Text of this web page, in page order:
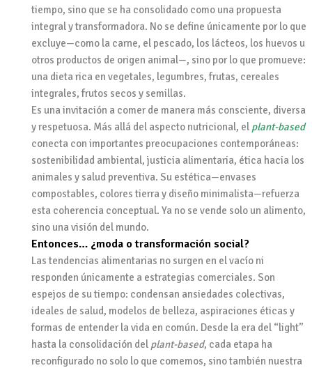
tiempo, sino que se ha consolidado como una propuesta
integral y transformadora. No se define únicamente por lo que
excluye—como la carne, el pescado, los lácteos, los huevos u
otros productos de origen animal—, sino por lo que promueve:
una dieta rica en vegetales, legumbres, frutas, cereales
integrales, frutos secos y semillas.
Es una invitación a comer de manera más consciente, diversa
y respetuosa. Más allá del aspecto nutricional, el plant-based
conecta con importantes preocupaciones contemporáneas:
sostenibilidad ambiental, justicia alimentaria, ética hacia los
animales y salud preventiva. Su estética—envases
compostables, colores tierra y diseño minimalista—refuerza
esta coherencia conceptual. Ya no se vende solo un alimento,
sino una visión del mundo.
Entonces… ¿moda o transformación social?
Las tendencias alimentarias no surgen en el vacío ni
responden únicamente a estrategias comerciales. Son
espejos de su tiempo: condensan ansiedades colectivas,
ideales de salud, modelos de belleza, aspiraciones éticas y
formas de entender la vida en común. Desde la era del “light”
hasta la consolidación del plant-based, cada etapa ha
reconfigurado no solo lo que comemos, sino también nuestra